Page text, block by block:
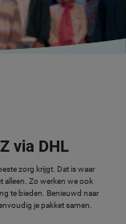
via DHL
zorg krijgt. Dat is waar
alleen. Zo werken we ook
te bieden. Benieuwd naar
je pakket samen.